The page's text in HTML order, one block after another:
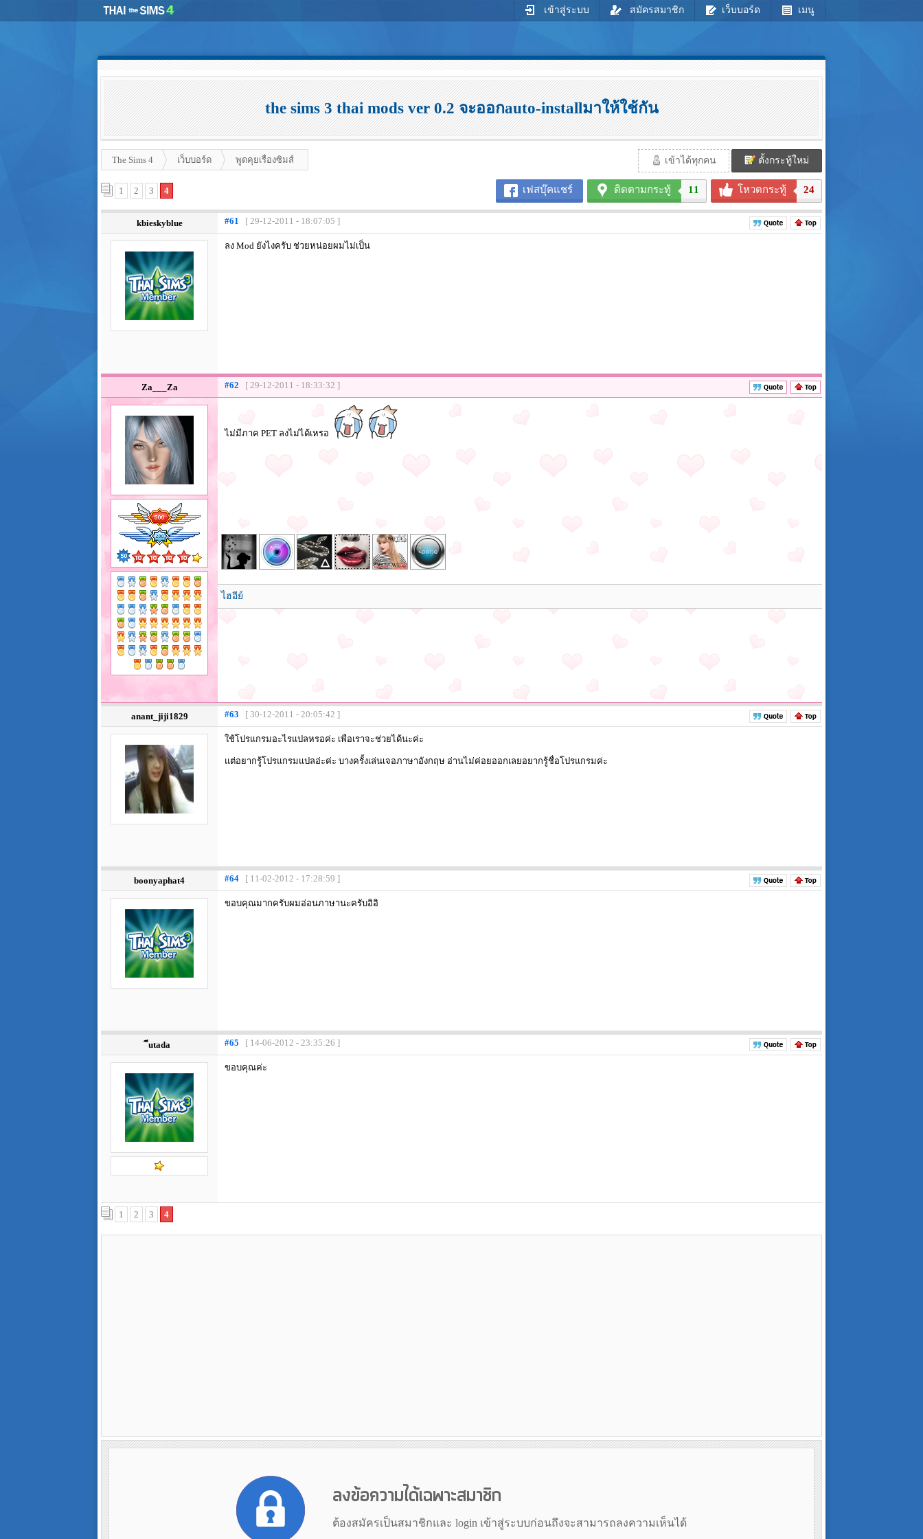
เข้าสู่ระบบ สมัครสมาชิก เว็บบอร์ด เมนู
the sims 3 thai mods ver 0.2 จะออกauto-installมาให้ใช้กัน
The Sims 4 เว็บบอร์ด พูดคุยเรื่องซิมส์ เข้าได้ทุกคน ตั้งกระทู้ใหม่
เฟสบุ๊คแชร์ ติดตามกระทู้ 11 โหวตกระทู้ 24
1 2 3 4
kbieskyblue #61 [ 29-12-2011 - 18:07:05 ]
ลง Mod ยังไงครับ ช่วยหน่อยผมไม่เป็น
Za___Za #62 [ 29-12-2011 - 18:33:32 ]
ไม่มีภาค PET ลงไม่ได้เหรอ
ไฮอีย์
anant_jiji1829 #63 [ 30-12-2011 - 20:05:42 ]
ใช้โปรแกรมอะไรแปลหรอค่ะ เพือเราจะช่วยได้นะค่ะ
แต่อยากรู้โปรแกรมแปลอ่ะค่ะ บางครั้งเล่นเจอภาษาอังกฤษ อ่านไม่ค่อยออกเลยอยากรู้ชื่อโปรแกรมค่ะ
boonyaphat4 #64 [ 11-02-2012 - 17:28:59 ]
ขอบคุณมากครับผมอ่อนภาษานะครับอิอิ
ีutada #65 [ 14-06-2012 - 23:35:26 ]
ขอบคุณค่ะ
1 2 3 4
ลงข้อความได้เฉพาะสมาชิก
ต้องสมัครเป็นสมาชิกและ login เข้าสู่ระบบก่อนถึงจะสามารถลงความเห็นได้